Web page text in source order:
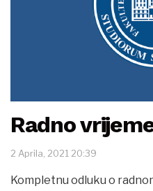
Radno
2 Aprila, 2021 20:39
Kompletnu odluku o